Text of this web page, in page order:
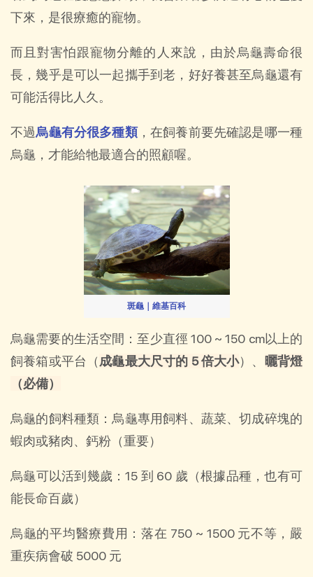
下來，是很療癒的寵物。
而且對害怕跟寵物分離的人來說，由於烏龜壽命很
長，幾乎是可以一起攜手到老，好好養甚至烏龜還有
可能活得比人久。
不過烏龜有分很多種類，在飼養前要先確認是哪一種
烏龜，才能給牠最適合的照顧喔。
斑龜｜維基百科
烏龜需要的生活空間：至少直徑 100 ~ 150 cm以上的
飼養箱或平台（成龜最大尺寸的 5 倍大小）、
曬背燈
（必備）
烏龜的飼料種類：烏龜專用飼料、蔬菜、切成碎塊的
蝦肉或豬肉、鈣粉（重要）
烏龜可以活到幾歲：15 到 60 歲（根據品種，也有可
能長命百歲）
烏龜的平均醫療費用：落在 750 ~ 1500 元不等，嚴
重疾病會破 5000 元